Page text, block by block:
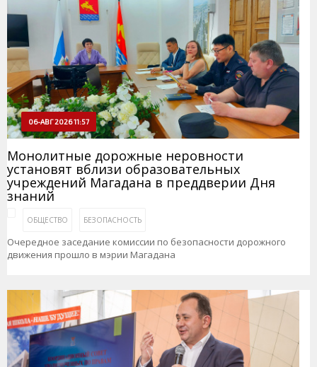
06-АВГ 2026 11:57
Монолитные дорожные неровности
установят вблизи образовательных
учреждений Магадана в преддверии Дня
знаний
ОБЩЕСТВО БЕЗОПАСНОСТЬ
Очередное заседание комиссии по безопасности дорожного
движения прошло в мэрии Магадана